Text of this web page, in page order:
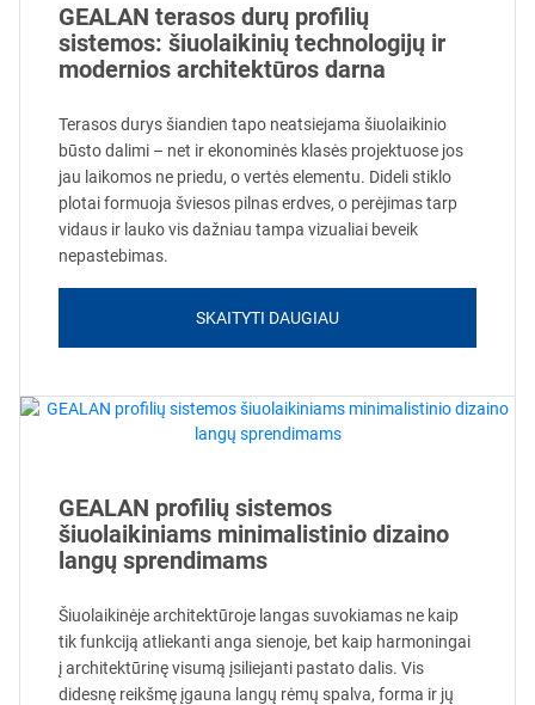
GEALAN terasos durų profilių
sistemos: šiuolaikinių technologijų ir
modernios architektūros darna
Terasos durys šiandien tapo neatsiejama šiuolaikinio
būsto dalimi – net ir ekonominės klasės projektuose jos
jau laikomos ne priedu, o vertės elementu. Dideli stiklo
plotai formuoja šviesos pilnas erdves, o perėjimas tarp
vidaus ir lauko vis dažniau tampa vizualiai beveik
nepastebimas.
SKAITYTI DAUGIAU
GEALAN profilių sistemos
šiuolaikiniams minimalistinio dizaino
langų sprendimams
Šiuolaikinėje architektūroje langas suvokiamas ne kaip
tik funkciją atliekanti anga sienoje, bet kaip harmoningai
į architektūrinę visumą įsiliejanti pastato dalis. Vis
didesnę reikšmę įgauna langų rėmų spalva, forma ir jų